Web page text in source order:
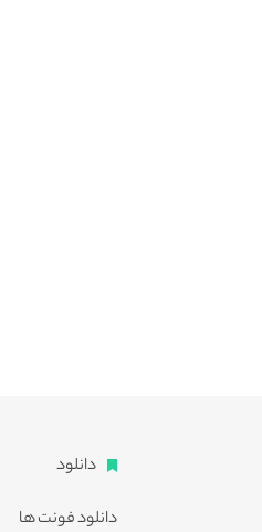
دانلود
دانلود فونت ها